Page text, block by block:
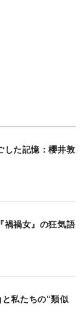
した記憶：櫻井敦
禍禍女』の狂気語
私たちの“類似